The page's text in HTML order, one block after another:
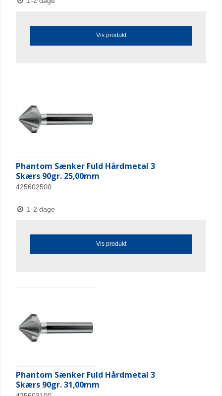
Vis produkt
Phantom Sænker Fuld Hårdmetal 3
Skærs 90gr. 25,00mm
425602500
1-2 dage
Vis produkt
Phantom Sænker Fuld Hårdmetal 3
Skærs 90gr. 31,00mm